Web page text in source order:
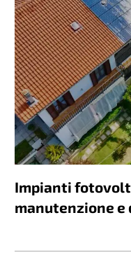
Impianti
manutenzione e